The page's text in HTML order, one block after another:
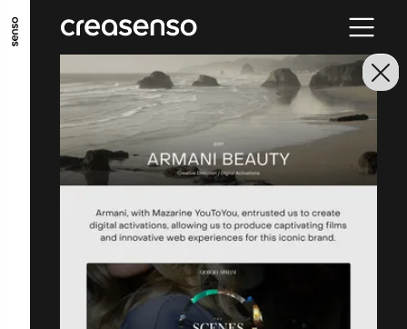
ALLER AU CONTENU PRINCIPAL
ALLER EN BAS DE PAGE